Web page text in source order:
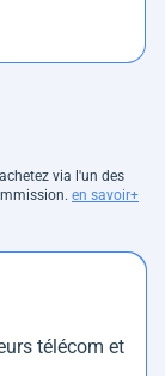
via l'un des
en savoir+
télécom et